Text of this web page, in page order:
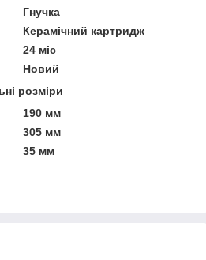
Гнучка
Керамічний картридж
24 міс
Новий
розміри
190 мм
305 мм
35 мм